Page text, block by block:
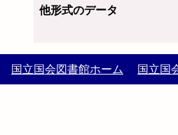
他形式のデータ
国立国会図書館ホーム 国立国